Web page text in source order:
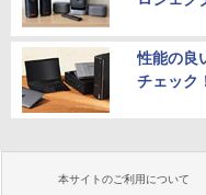
性能の良
チェック
本サイトのご利用について